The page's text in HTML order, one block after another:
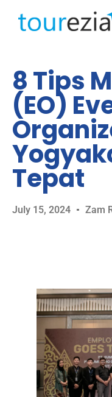
8 Tips
(EO)
Tepat
July 15, 2024 Zam